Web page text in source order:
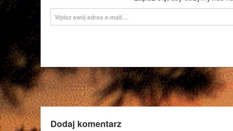
Wpisz swój adres e-mail…
Dodaj komentarz